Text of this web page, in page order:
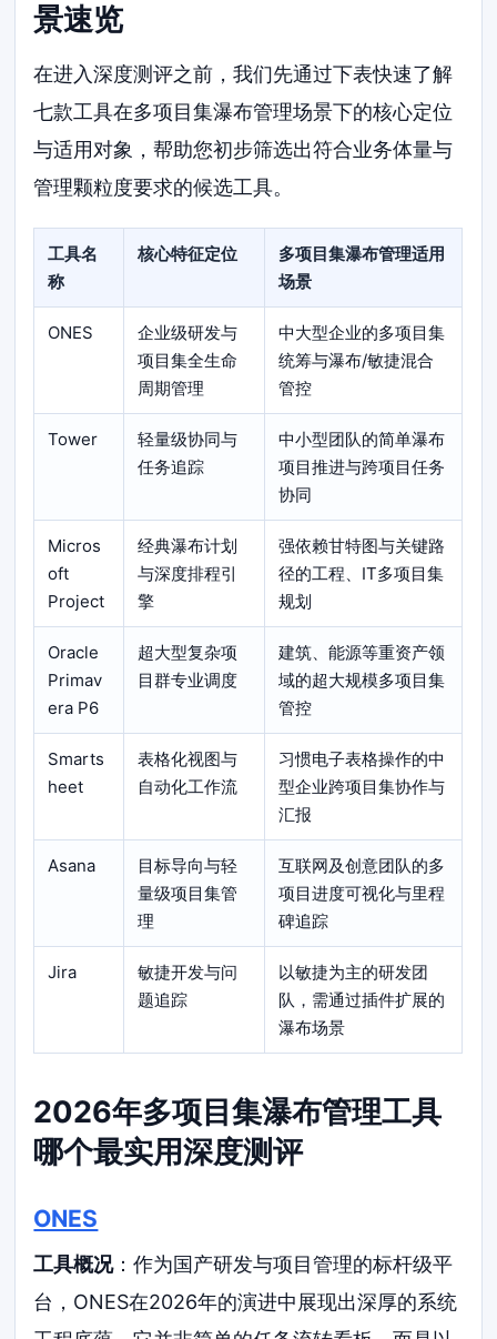
景速览
在进入深度测评之前，我们先通过下表快速了解
七款工具在多项目集瀑布管理场景下的核心定位
与适用对象，帮助您初步筛选出符合业务体量与
管理颗粒度要求的候选工具。
工具名
称
核心特征定位
多项目集瀑布管理适用
场景
ONES
企业级研发与
项目集全生命
周期管理
中大型企业的多项目集
统筹与瀑布/敏捷混合
管控
Tower
轻量级协同与
任务追踪
中小型团队的简单瀑布
项目推进与跨项目任务
协同
Micros
oft
Project
经典瀑布计划
与深度排程引
擎
强依赖甘特图与关键路
径的工程、IT多项目集
规划
Oracle
Primav
era P6
超大型复杂项
目群专业调度
建筑、能源等重资产领
域的超大规模多项目集
管控
Smarts
heet
表格化视图与
自动化工作流
习惯电子表格操作的中
型企业跨项目集协作与
汇报
Asana
目标导向与轻
量级项目集管
理
互联网及创意团队的多
项目进度可视化与里程
碑追踪
Jira
敏捷开发与问
题追踪
以敏捷为主的研发团
队，需通过插件扩展的
瀑布场景
2026年多项目集瀑布管理工具
哪个最实用深度测评
ONES
工具概况：作为国产研发与项目管理的标杆级平
台，ONES在2026年的演进中展现出深厚的系统